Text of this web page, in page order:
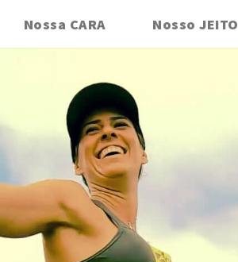
Nossa CARA Nosso JEITO